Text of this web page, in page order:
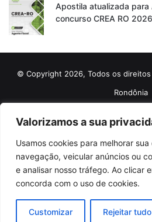
Valorizamos a sua
Usamos cookies para melhorar
navegação, veicular anúncios ou
e analisar nosso tráfego. Ao clicar
concorda com o uso de cookies.
Customizar Rejeitar tudo
Apostila atualizada para
concurso CREA RO 2026
© Copyright 2026, Todos os
Rondônia
Sobre o Concursos
Siga nossas redes sociais
Web
Facebook
X Pinterest